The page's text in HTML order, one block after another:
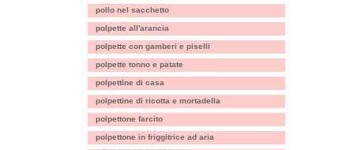
pollo nel sacchetto
polpette all'arancia
polpette con gamberi e piselli
polpette tonno e patate
polpettine di casa
polpettine di ricotta e mortadella
polpettone farcito
polpettone in friggitrice ad aria